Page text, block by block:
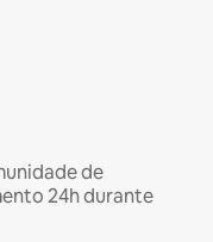
de
24h durante